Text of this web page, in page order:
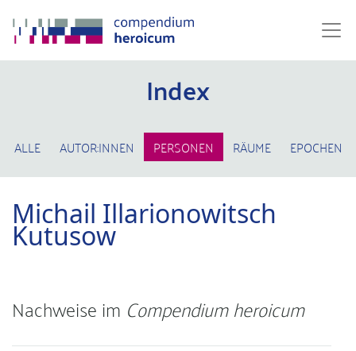
Index
ALLE AUTOR:INNEN PERSONEN RÄUME EPOCHEN
Michail Illarionowitsch
Kutusow
Nachweise im Compendium heroicum